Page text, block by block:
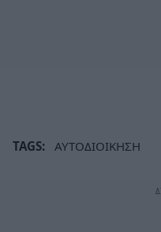
TAGS: ΑΥΤΟΔΙΟΙΚΗΣΗ